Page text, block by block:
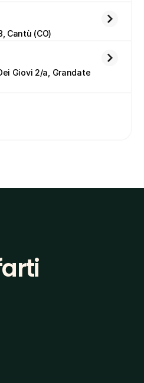
Cantù (CO)
Giovi 2/a, Grandate